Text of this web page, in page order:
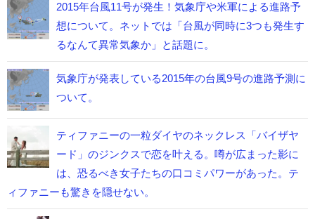
2015年台風11号が発生！気象庁や米軍による進路予
想について。ネットでは「台風が同時に3つも発生す
るなんて異常気象か」と話題に。
気象庁が発表している2015年の台風9号の進路予測に
ついて。
ティファニーの一粒ダイヤのネックレス「バイザヤ
ード」のジンクスで恋を叶える。噂が広まった影に
は、恐るべき女子たちの口コミパワーがあった。テ
ィファニーも驚きを隠せない。